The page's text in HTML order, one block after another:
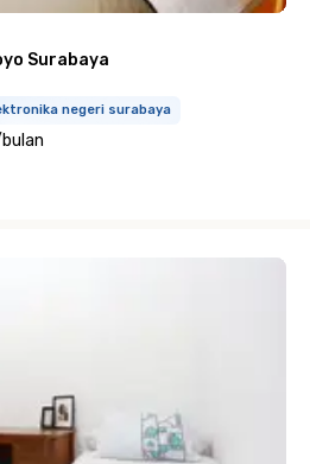
Surabaya
negeri surabaya
bulan